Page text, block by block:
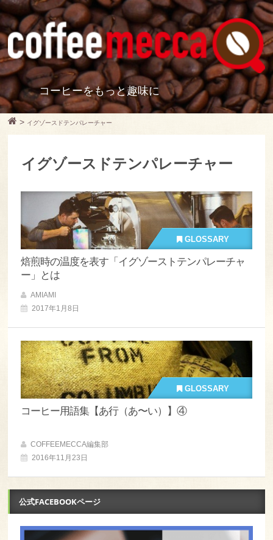
コーヒーをもっと趣味に
> イグゾースドテンパレーチャー
イグゾースドテンパレーチャー
GLOSSARY
焙煎時の温度を表す「イグゾーストテンパレーチャ
ー」とは
AMIAMI
2017年1月8日
GLOSSARY
コーヒー用語集【あ行（あ〜い）】④
COFFEEMECCA編集部
2016年11月23日
公式FACEBOOKページ